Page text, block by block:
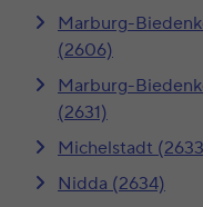
Marburg-
(2606)
Marburg-
(2631)
Michelstadt
Nidda (2634)